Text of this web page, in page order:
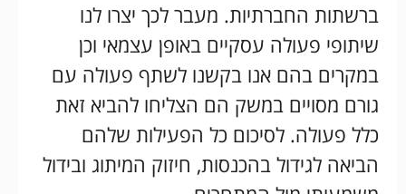
ברשתות החברתיות. מעבר לכך יצרו לנו
שיתופי פעולה עסקיים באופן עצמאי וכן
במקרים בהם אנו בקשנו לשתף פעולה עם
גורם מסויים במשק הם הצליחו להביא זאת
כלל פעולה. לסיכום כל הפעילות שלהם
הביאה לגידול בהכנסות, חיזוק המיתוג ובידול